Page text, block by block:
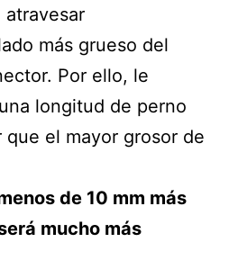
más grueso del
Por ello, le
longitud de perno
que el mayor grosor de
de 10 mm más
mucho más